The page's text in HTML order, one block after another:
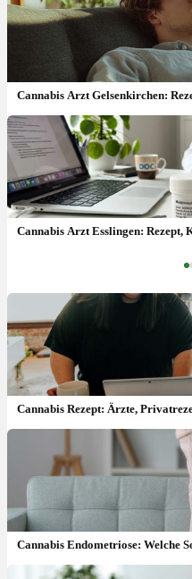
Cannabis Arzt Gelsenkirchen:
Cannabis Arzt Esslingen: Rezept,
Medizinisches Marihuana:
Cannabis Rezept: Ärzte,
Cannabis Endometriose: Welche